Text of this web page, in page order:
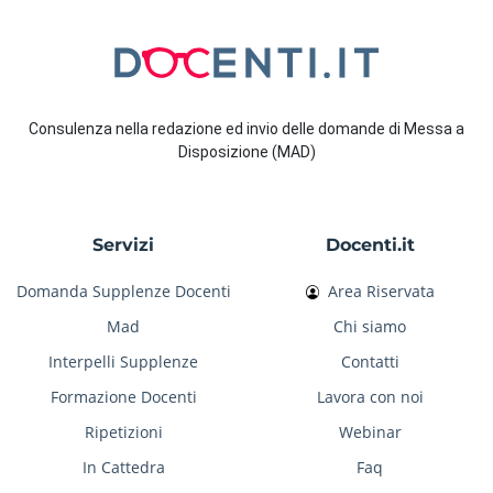
Consulenza nella redazione ed invio delle domande di Messa a
Disposizione (MAD)
Servizi
Domanda Supplenze Docenti
Mad
Interpelli Supplenze
Formazione Docenti
Ripetizioni
In Cattedra
Docenti.it
Area Riservata
Chi siamo
Contatti
Lavora con noi
Webinar
Faq